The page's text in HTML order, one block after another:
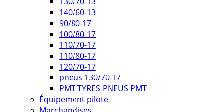
140/60-13
90/80-17
100/80-17
110/70-17
110/80-17
120/70-17
pneus 130/70-17
PMT TYRES-PNEUS PMT
Équipement pilote